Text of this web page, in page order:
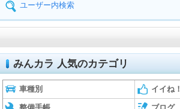
ユーザー内検索
みんカラ 人気のカテゴリ
車種別 イイね！